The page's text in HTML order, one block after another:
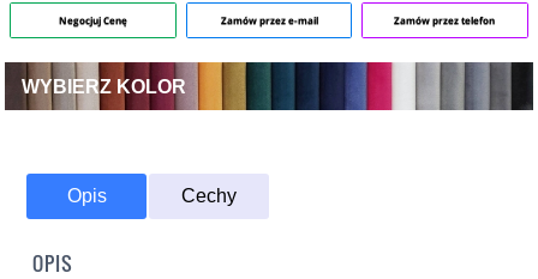
Negocjuj Cenę Zamów przez e-mail Zamów przez telefon
WYBIERZ KOLOR
Opis Cechy
OPIS